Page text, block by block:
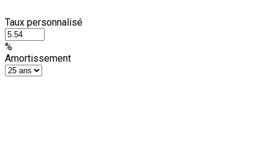
Taux personnalisé
%
Amortissement